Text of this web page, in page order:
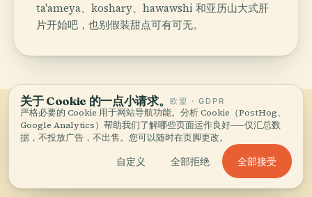
ta'ameya、koshary、hawawshi 和亚历山大式肝
片开始吧，也别假装甜点可有可无。
03 Egypt的城市.
16 城市 — start with the ones we'd send you
to first.
关于 Cookie 的一点小请求。欧盟 · GDPR
严格必要的 Cookie 用于网站导航功能。分析 Cookie（PostHog、
Google Analytics）帮助我们了解哪些页面运作良好——仅汇总数
据，不投放广告，不出售。您可以随时在页脚更改。
自定义 全部拒绝 全部接受